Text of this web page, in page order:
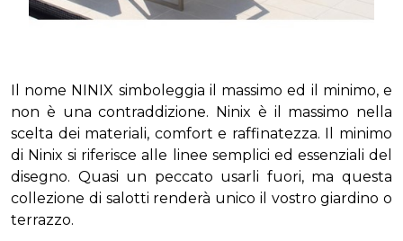
Il nome NINIX simboleggia il massimo ed il minimo, e
non è una contraddizione. Ninix è il massimo nella
scelta dei materiali, comfort e raffinatezza. Il minimo
di Ninix si riferisce alle linee semplici ed essenziali del
disegno. Quasi un peccato usarli fuori, ma questa
collezione di salotti renderà unico il vostro giardino o
terrazzo.